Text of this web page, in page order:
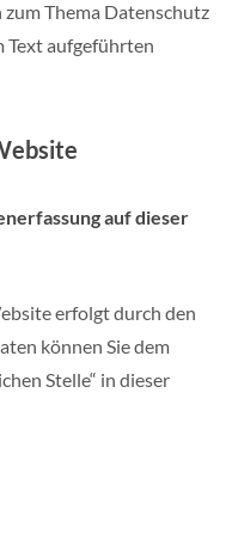
Thema Datenschutz
Text aufgeführten
auf dieser
erfolgt durch den
können Sie dem
Stelle“ in dieser